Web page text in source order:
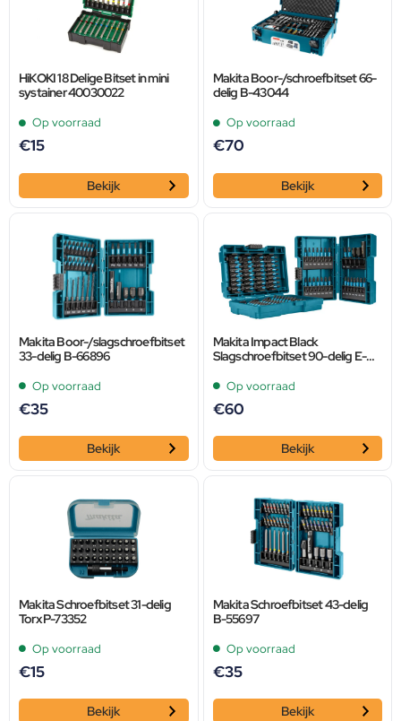
HiKOKI 18 Delige Bitset in mini
systainer 40030022
Op voorraad
€15
Bekijk
Makita Boor-/schroefbitset 66-
delig B-43044
Op voorraad
€70
Bekijk
Makita Boor-/slagschroefbitset
33-delig B-66896
Op voorraad
€35
Bekijk
Makita Impact Black
Slagschroefbitset 90-delig E-
Op voorraad
€60
Bekijk
Makita Schroefbitset 31-delig
Torx P-73352
Op voorraad
€15
Bekijk
Makita Schroefbitset 43-delig
B-55697
Op voorraad
€35
Bekijk